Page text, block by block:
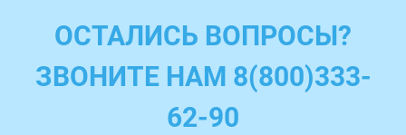
ОСТАЛИСЬ ВОПРОСЫ?
ЗВОНИТЕ НАМ 8(800)333-
62-90